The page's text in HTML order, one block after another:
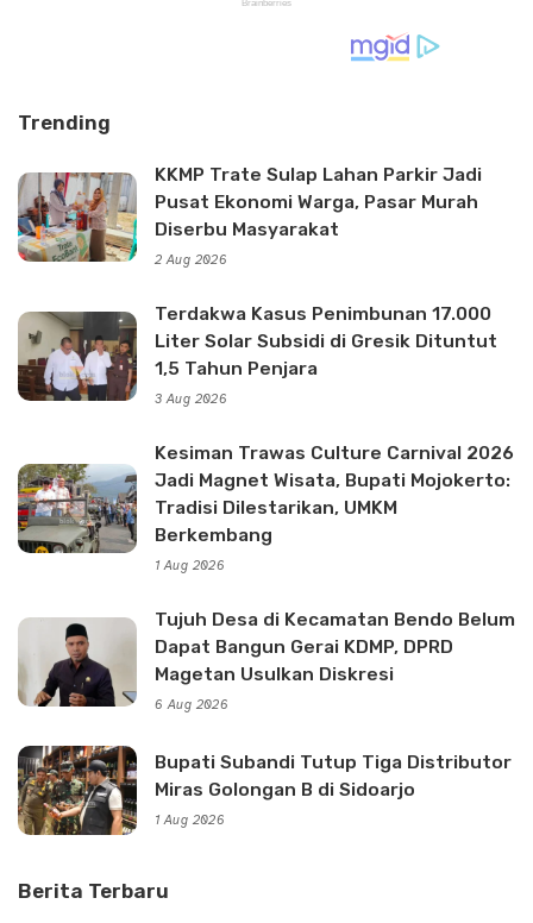
Trending
KKMP Trate Sulap Lahan Parkir Jadi
Pusat Ekonomi Warga, Pasar Murah
Diserbu Masyarakat
2 Aug 2026
Terdakwa Kasus Penimbunan 17.000
Liter Solar Subsidi di Gresik Dituntut
1,5 Tahun Penjara
3 Aug 2026
Kesiman Trawas Culture Carnival 2026
Jadi Magnet Wisata, Bupati Mojokerto:
Tradisi Dilestarikan, UMKM
Berkembang
1 Aug 2026
Tujuh Desa di Kecamatan Bendo Belum
Dapat Bangun Gerai KDMP, DPRD
Magetan Usulkan Diskresi
6 Aug 2026
Bupati Subandi Tutup Tiga Distributor
Miras Golongan B di Sidoarjo
1 Aug 2026
Berita Terbaru